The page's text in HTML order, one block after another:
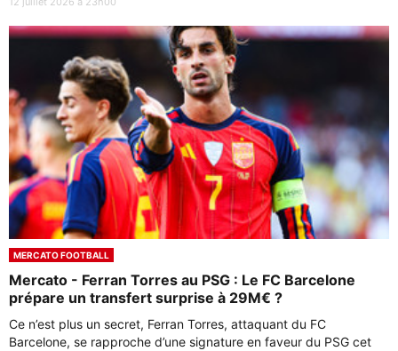
MERCATO FOOTBALL
Mercato - Ferran Torres au PSG : Le FC Barcelone
prépare un transfert surprise à 29M€ ?
Ce n’est plus un secret, Ferran Torres, attaquant du FC
Barcelone, se rapproche d’une signature en faveur du PSG cet